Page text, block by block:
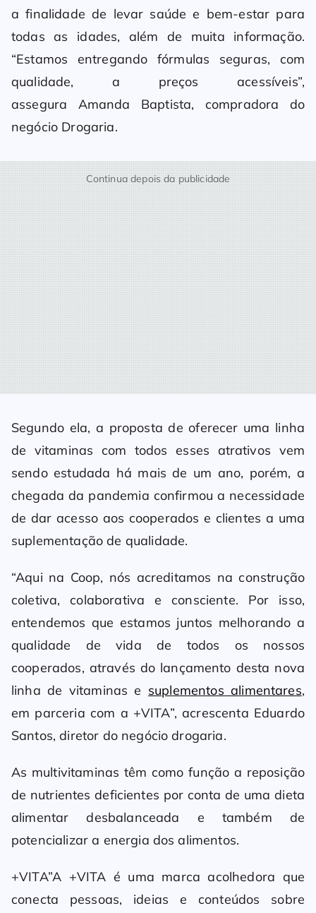
a finalidade de levar saúde e bem-estar para
todas as idades, além de muita informação.
“Estamos entregando fórmulas seguras, com
qualidade, a preços acessíveis”,
assegura Amanda Baptista, compradora do
negócio Drogaria.
Continua depois da publicidade
Segundo ela, a proposta de oferecer uma linha
de vitaminas com todos esses atrativos vem
sendo estudada há mais de um ano, porém, a
chegada da pandemia confirmou a necessidade
de dar acesso aos cooperados e clientes a uma
suplementação de qualidade.
“Aqui na Coop, nós acreditamos na construção
coletiva, colaborativa e consciente. Por isso,
entendemos que estamos juntos melhorando a
qualidade de vida de todos os nossos
cooperados, através do lançamento desta nova
linha de vitaminas e suplementos alimentares,
em parceria com a +VITA”, acrescenta Eduardo
Santos, diretor do negócio drogaria.
As multivitaminas têm como função a reposição
de nutrientes deficientes por conta de uma dieta
alimentar desbalanceada e também de
potencializar a energia dos alimentos.
+VITA”A +VITA é uma marca acolhedora que
conecta pessoas, ideias e conteúdos sobre